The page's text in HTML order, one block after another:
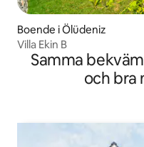
Boende i Ölüdeniz
Villa Ekin B
Samma
och bra